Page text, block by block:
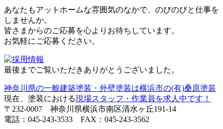
あなたもアットホームな雰囲気のなかで、のびのびと仕事を
しませんか。
皆さまからのご応募を心よりお待ちしています。
お気軽にご応募ください。
最後までご覧いただきありがとうございました。
神奈川県の一般建築塗装・外壁塗装は横浜市の(有)桑原塗装
現在、塗装における現場スタッフ・作業員を求人中です！
〒232-0007 神奈川県横浜市南区清水ヶ丘191-14
電話：045-243-3533 FAX：045-243-3562